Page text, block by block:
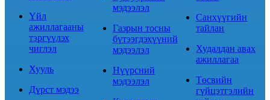
Үйл
ажиллагааны
тэргүүлэх
чиглэл
Хууль
Дүрст мэдээ
мэдээлэл
Газрын тосны
бүтээгдэхүүний
мэдээлэл
Нүүрсний
мэдээлэл
Санхүүгийн
тайлан
Худалдан авах
ажиллагаа
Төсвийн
гүйцэтгэлийн